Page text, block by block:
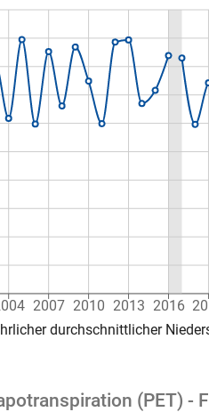
2007 2010 2013 2016
durchschnittlicher
(PET) -